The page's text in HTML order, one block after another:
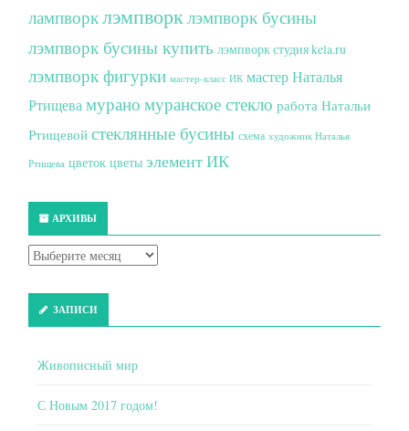
лампворклэмпворк лэмпворк бусины
лэмпворк бусины купить лэмпворк студия kela.ru
лэмпворк фигурки мастер-класс ИК мастер Наталья
Ртищевамурано муранское стекло работа Натальи
Ртищевой стеклянные бусины схема художник Наталья
Ртищева цветок цветы элемент ИК
АРХИВЫ
ЗАПИСИ
Живописный мир
С Новым 2017 годом!